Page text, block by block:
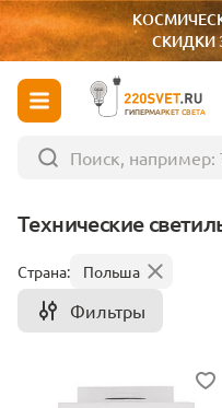
СКИДКИ
ГИПЕРМАРКЕТ СВЕТА
Технические
Страна: Польша
Фильтры